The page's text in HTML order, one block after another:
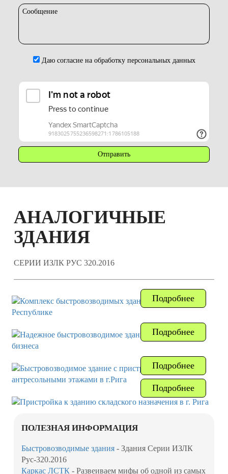
Сообщение
Даю согласие на обработку персональных данных
АНАЛОГИЧНЫЕ
ЗДАНИЯ
СЕРИИ ИЗЛК РУС 320.2016
Подробнее
Подробнее
Подробнее
Подробнее
ПОЛЕЗНАЯ ИНФОРМАЦИЯ
Быстровозводимые здания - Здания Серии ИЗЛК
Рус-320.2016
Каркас ЛСТК - Развеиваем мифы об одной из самых